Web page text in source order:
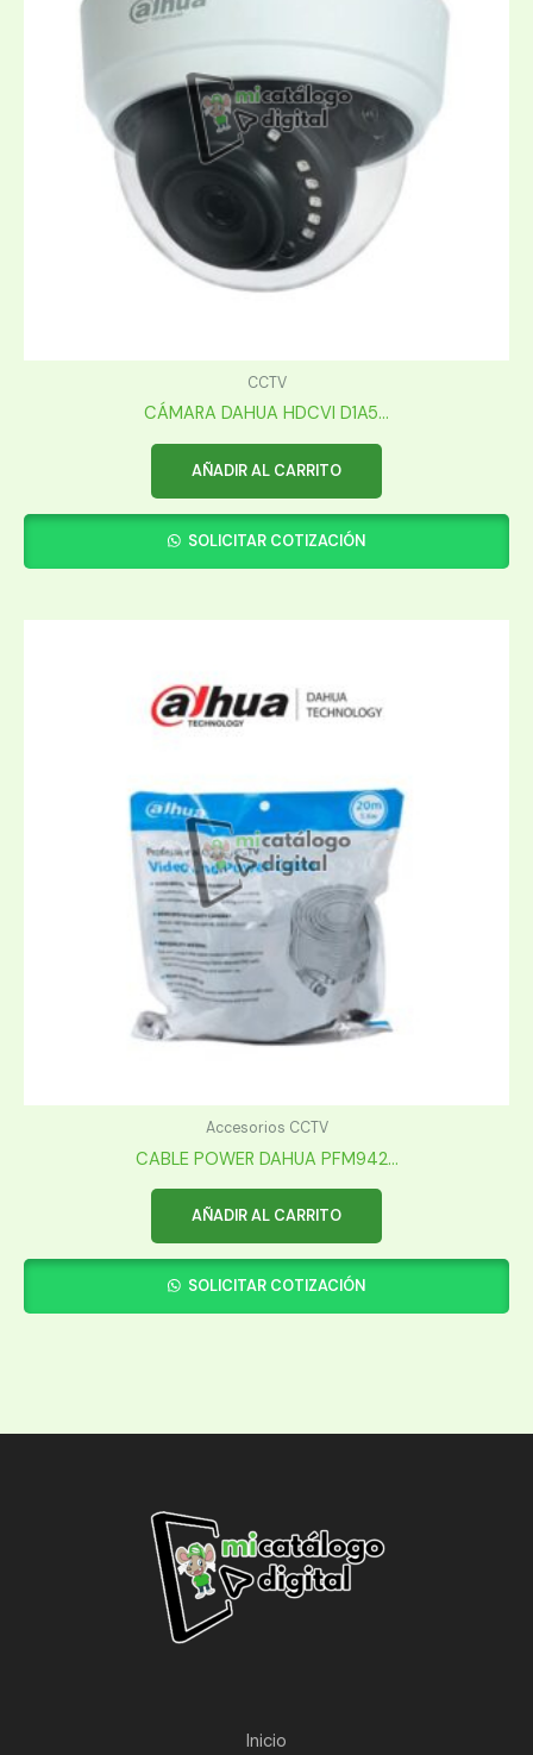
CCTV
CÁMARA DAHUA HDCVI D1A5...
AÑADIR AL CARRITO
SOLICITAR COTIZACIÓN
Accesorios CCTV
CABLE POWER DAHUA PFM942...
AÑADIR AL CARRITO
SOLICITAR COTIZACIÓN
Inicio